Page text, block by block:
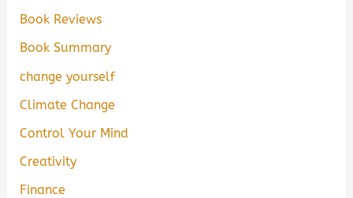
Book Reviews
Book Summary
change yourself
Climate Change
Control Your Mind
Creativity
Finance